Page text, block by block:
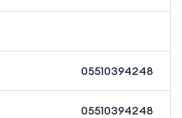
05510394248
05510394248